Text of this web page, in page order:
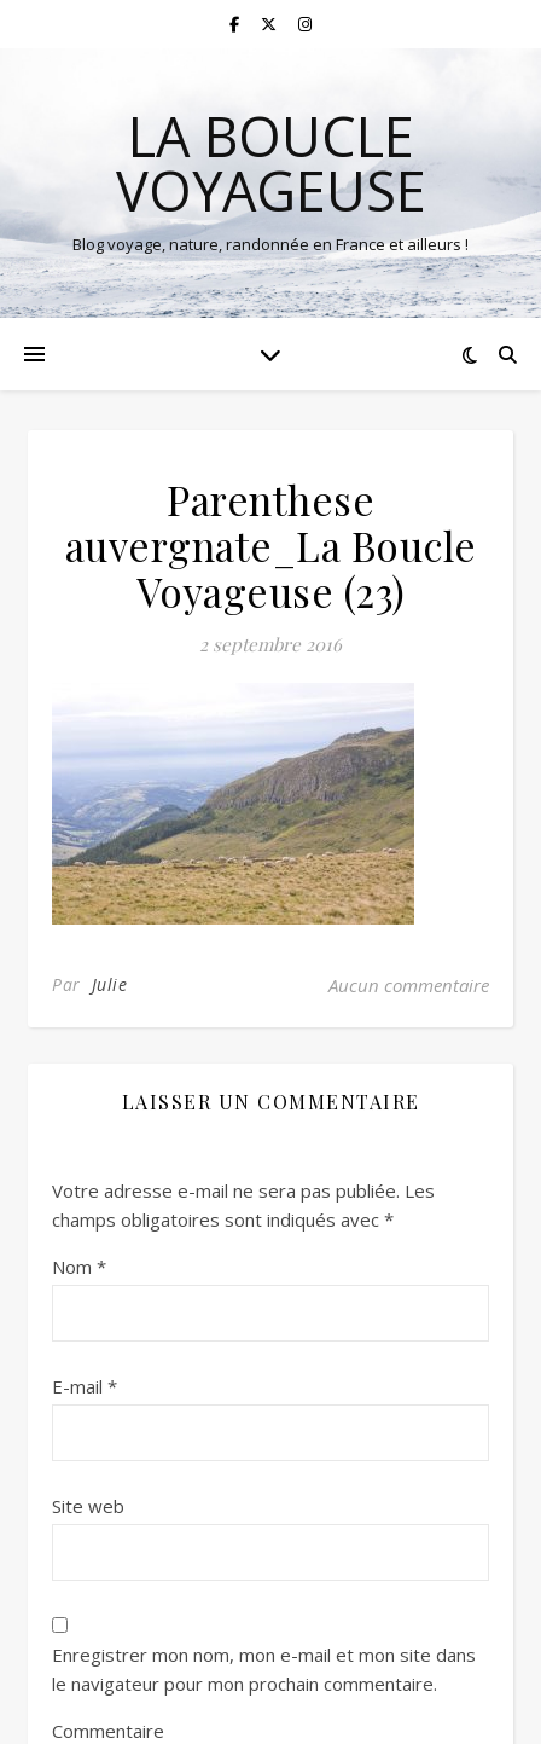
LA BOUCLE
VOYAGEUSE
Blog voyage, nature, randonnée en France et ailleurs !
Parenthese
auvergnate_La Boucle
Voyageuse (23)
2 septembre 2016
Par Julie Aucun commentaire
LAISSER UN COMMENTAIRE
Votre adresse e-mail ne sera pas publiée. Les
champs obligatoires sont indiqués avec *
Nom *
E-mail *
Site web
Enregistrer mon nom, mon e-mail et mon site dans
le navigateur pour mon prochain commentaire.
Commentaire